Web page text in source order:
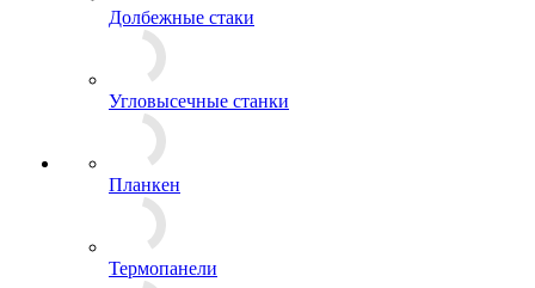
Долбежные стаки
Угловысечные станки
Планкен
Термопанели